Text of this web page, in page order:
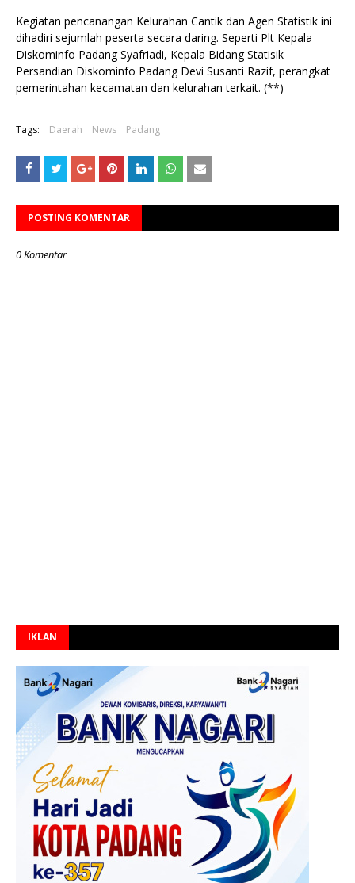
Kegiatan pencanangan Kelurahan Cantik dan Agen Statistik ini
dihadiri sejumlah peserta secara daring. Seperti Plt Kepala
Diskominfo Padang Syafriadi, Kepala Bidang Statisik
Persandian Diskominfo Padang Devi Susanti Razif, perangkat
pemerintahan kecamatan dan kelurahan terkait. (**)
Tags: Daerah News Padang
POSTING KOMENTAR
0 Komentar
IKLAN